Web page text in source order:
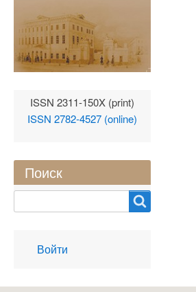
ISSN 2311-150X (print)
ISSN 2782-4527 (online)
Поиск
User
account
Войти